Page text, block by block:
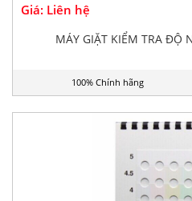
Giá: Liên hệ
MÁY GIẶT KIỂM TRA ĐỘ
100% Chính hãng